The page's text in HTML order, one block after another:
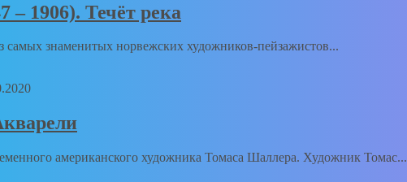
– 1906). Течёт река
знаменитых норвежских художников-пейзажистов...
американского художника Томаса Шаллера. Художник Томас...